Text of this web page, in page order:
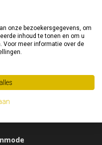
nieuwsbrief
laatste acties
onze bezoekersgegevens, om
inhoud te tonen en om u
Voor meer informatie over de